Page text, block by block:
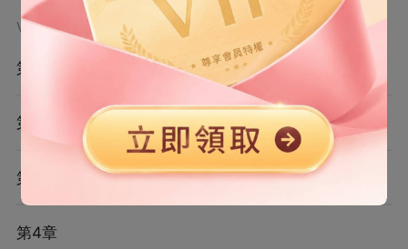
VIP章節可通過金幣購買提前點讀
第1章
第2章
第3章
第4章